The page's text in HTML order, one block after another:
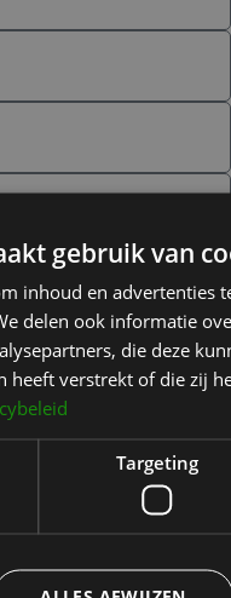
en het
gebruik van
inhoud en advertenties
delen ook informatie
die deze
heeft verstrekt of die zij
Targeting